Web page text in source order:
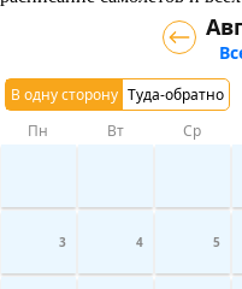
В одну сторону Туда-обратно
Пн Вт Ср
3 4 5